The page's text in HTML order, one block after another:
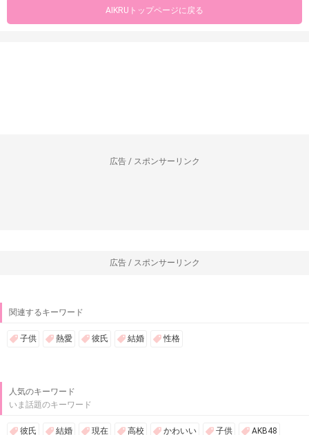
AIKRUトップページに戻る
広告 / スポンサーリンク
広告 / スポンサーリンク
関連するキーワード
子供 熱愛 彼氏 結婚 性格
人気のキーワード
いま話題のキーワード
彼氏 結婚 現在 高校 かわいい 子供 AKB48